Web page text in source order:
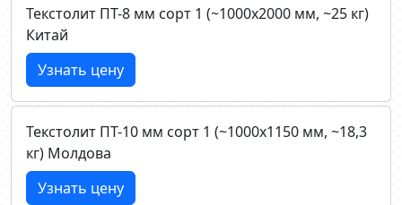
Текстолит ПТ-8 мм сорт 1 (~1000х2000 мм, ~25 кг)
Китай
Узнать цену
Текстолит ПТ-10 мм сорт 1 (~1000х1150 мм, ~18,3
кг) Молдова
Узнать цену